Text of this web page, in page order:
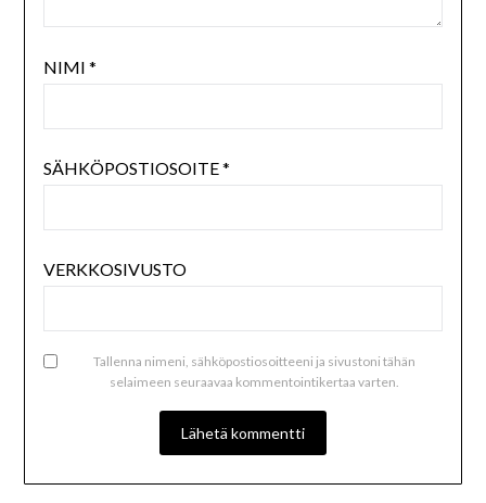
NIMI *
SÄHKÖPOSTIOSOITE*
VERKKOSIVUSTO
Tallenna nimeni, sähköpostiosoitteeni ja sivustoni tähän
selaimeen seuraavaa kommentointikertaa varten.